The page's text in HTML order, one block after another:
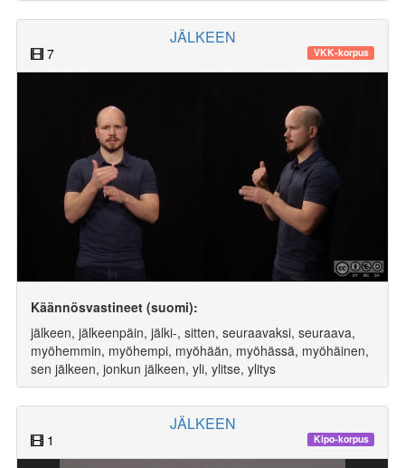
JÄLKEEN
7 VKK-korpus
Käännösvastineet (suomi):
jälkeen, jälkeenpäin, jälki-, sitten, seuraavaksi, seuraava,
myöhemmin, myöhempi, myöhään, myöhässä, myöhäinen,
sen jälkeen, jonkun jälkeen, yli, ylitse, ylitys
JÄLKEEN
1 Kipo-korpus